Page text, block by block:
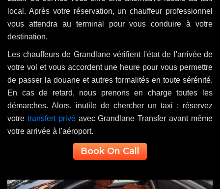
local. Après votre réservation, un chauffeur professionnel
vous attendra au terminal pour vous conduire à votre
destination.
Les chauffeurs de Grandlane vérifient l'état de l'arrivée de
votre vol et vous accordent une heure pour vous permettre
de passer la douane et autres formalités en toute sérénité.
En cas de retard, nous prenons en charge toutes les
démarches. Alors, inutile de chercher un taxi : réservez
votre transfert privéavec Grandlane Transfer avant même
votre arrivée à l'aéroport.
Book On Call